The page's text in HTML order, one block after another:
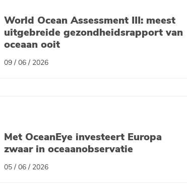
World Ocean Assessment III: meest
uitgebreide gezondheidsrapport van
oceaan ooit
09 / 06 / 2026
Met OceanEye investeert Europa
zwaar in oceaanobservatie
05 / 06 / 2026